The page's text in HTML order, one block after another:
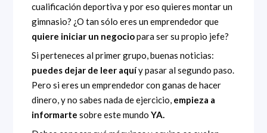
cualificación deportiva y por eso quieres montar un
gimnasio? ¿O tan sólo eres un emprendedor que
quiere iniciar un negociopara ser su propio jefe?
Si perteneces al primer grupo, buenas noticias:
puedes dejar de leer aquíy pasar al segundo paso.
Pero si eres un emprendedor con ganas de hacer
dinero, y no sabes nada de ejercicio, empieza a
informarte sobre este mundoYA.